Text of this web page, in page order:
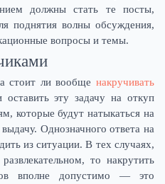
должны стать те посты,
поднятия волны обсуждения,
вопросы и темы.
стоит ли вообще накручивать
эту задачу на откуп
которые будут натыкаться на
Однозначного ответа на
из ситуации. В тех случаях,
то накрутить
вполне допустимо — это